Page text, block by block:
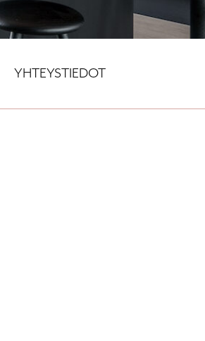
YHTEYSTIEDOT